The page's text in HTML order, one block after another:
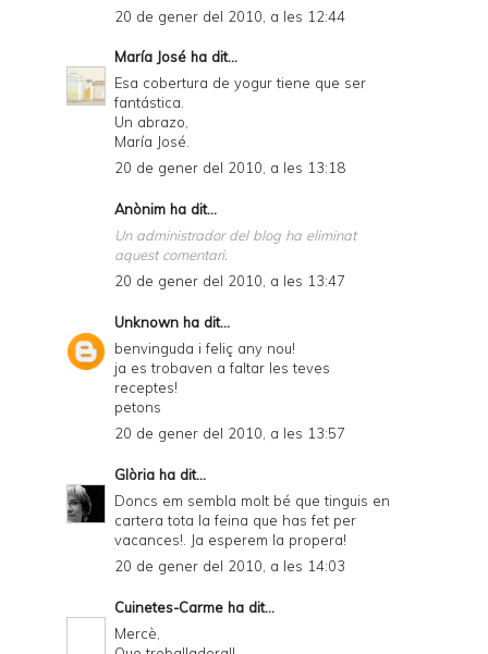
20 de gener del 2010, a les 12:44
María José ha dit...
Esa cobertura de yogur tiene que ser
fantástica.
Un abrazo,
María José.
20 de gener del 2010, a les 13:18
Anònim ha dit...
Un administrador del blog ha eliminat
aquest comentari.
20 de gener del 2010, a les 13:47
Unknown ha dit...
benvinguda i feliç any nou!
ja es trobaven a faltar les teves
receptes!
petons
20 de gener del 2010, a les 13:57
Glòria ha dit...
Doncs em sembla molt bé que tinguis en
cartera tota la feina que has fet per
vacances!. Ja esperem la propera!
20 de gener del 2010, a les 14:03
Cuinetes-Carme ha dit...
Mercè,